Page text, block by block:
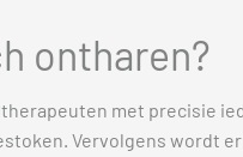
ontharen?
met precisie
Vervolgens wordt